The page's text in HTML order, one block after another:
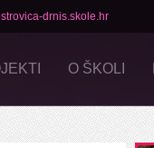
drnis.skole.hr
O ŠKOLI